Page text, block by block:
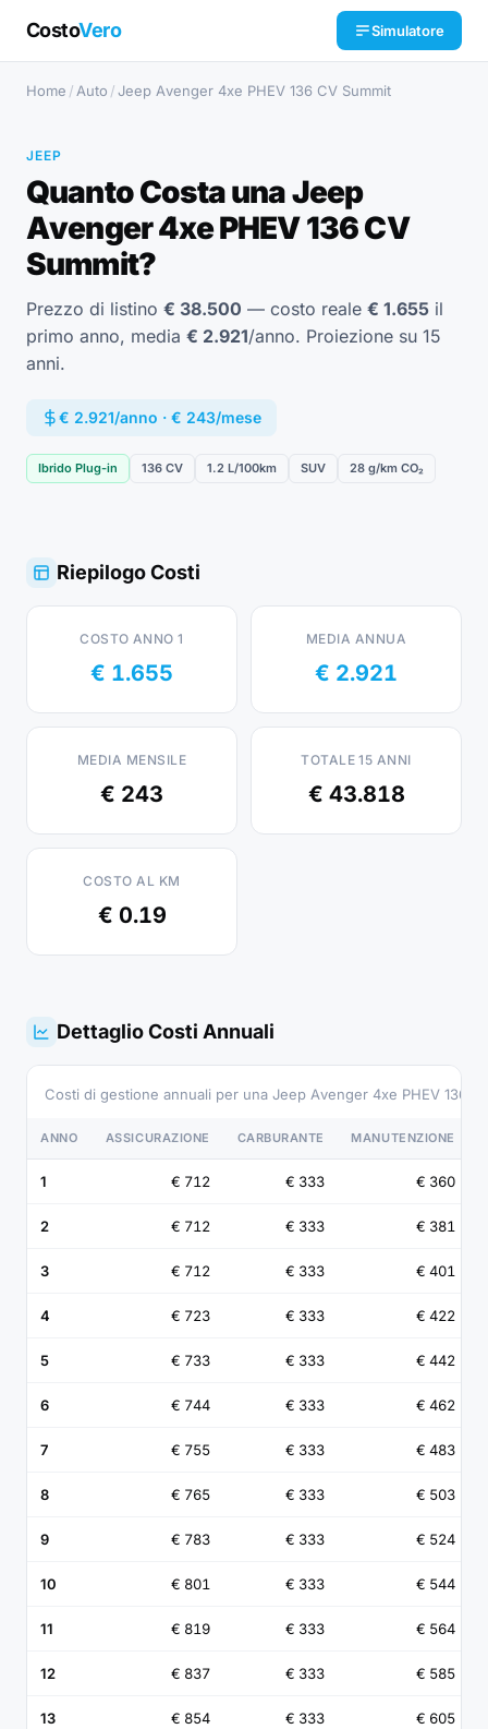
CostoVero Simulatore
Home / Auto /Jeep Avenger 4xe PHEV 136 CV Summit
JEEP
Quanto Costa una Jeep
Avenger 4xe PHEV 136 CV
Summit?
Prezzo di listino € 38.500 — costo reale € 1.655 il
primo anno, media € 2.921/anno. Proiezione su 15
anni.
€ 2.921/anno · € 243/mese
Ibrido Plug-in 136 CV 1.2 L/100km SUV 28 g/km CO₂
Riepilogo Costi
COSTO ANNO 1
€ 1.655
MEDIA ANNUA
€ 2.921
MEDIA MENSILE
€ 243
TOTALE 15 ANNI
€ 43.818
COSTO AL KM
€ 0.19
Dettaglio Costi Annuali
Costi di gestione annuali per una Jeep Avenger 4xe PHEV 136
ANNO ASSICURAZIONE CARBURANTE MANUTENZIONE
1 € 712 € 333 € 360
2 € 712 € 333 € 381
3 € 712 € 333 € 401
4 € 723 € 333 € 422
5 € 733 € 333 € 442
6 € 744 € 333 € 462
7 € 755 € 333 € 483
8 € 765 € 333 € 503
9 € 783 € 333 € 524
10 € 801 € 333 € 544
11 € 819 € 333 € 564
12 € 837 € 333 € 585
13 € 854 € 333 € 605